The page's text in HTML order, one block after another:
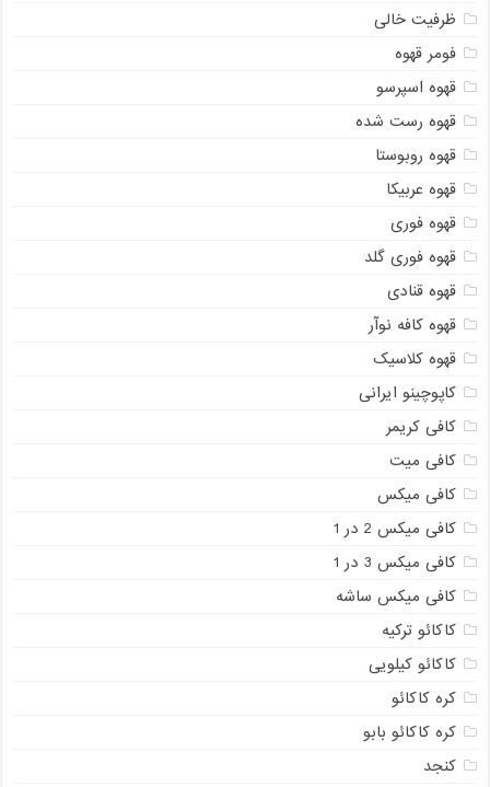
ظرفیت خالی
فومر قهوه
قهوه اسپرسو
قهوه رست شده
قهوه روبوستا
قهوه عربیکا
قهوه فوری
قهوه فوری گلد
قهوه قنادی
قهوه کافه نوآر
قهوه کلاسیک
کاپوچینو ایرانی
کافی کریمر
کافی میت
کافی میکس
کافی میکس 2 در 1
کافی میکس 3 در 1
کافی میکس ساشه
کاکائو ترکیه
کاکائو کیلویی
کره کاکائو
کره کاکائو بابو
کنجد